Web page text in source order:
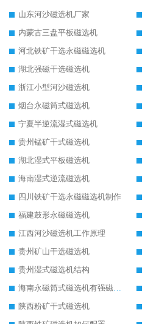
山东河沙磁选机厂家
内蒙古三盘平板磁选机
河北铁矿干选永磁磁选机
湖北强磁干选磁选机
浙江小型河沙磁选机
烟台永磁筒式磁选机
宁夏半逆流湿式磁选机
贵州锰矿干式磁选机
湖北湿式平板磁选机
海南湿式逆流磁选机
四川铁矿干选永磁磁选机制作
福建鼓形永磁磁选机
江西河沙磁选机工作原理
贵州矿山干选磁选机
贵州湿式磁选机结构
海南永磁筒式磁选机有强磁的吗
陕西粉矿干式磁选机